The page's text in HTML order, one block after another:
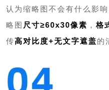
认为缩略图不会有什么影
略图 尺寸≥60x30像素 ， 格
传高对比度+无文字遮盖的